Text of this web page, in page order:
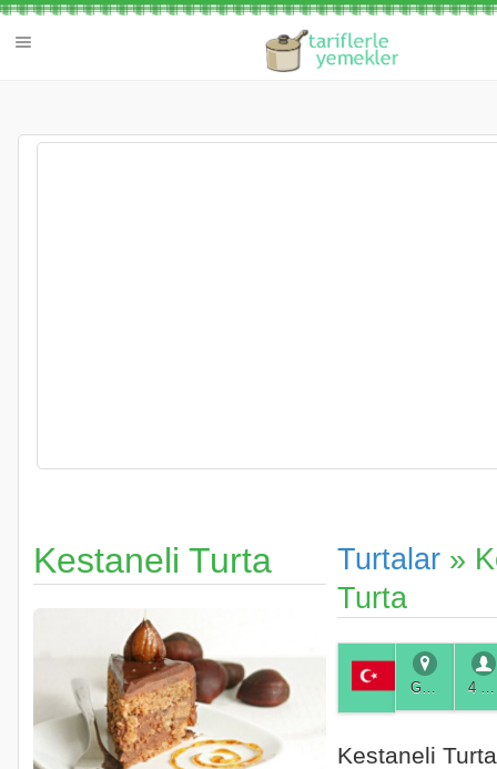
Kestaneli Turta Turtalar»
Turta
Genel
Kestaneli Turta